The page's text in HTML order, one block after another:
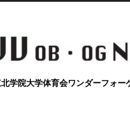
学院大学体育会ワンダーフォー